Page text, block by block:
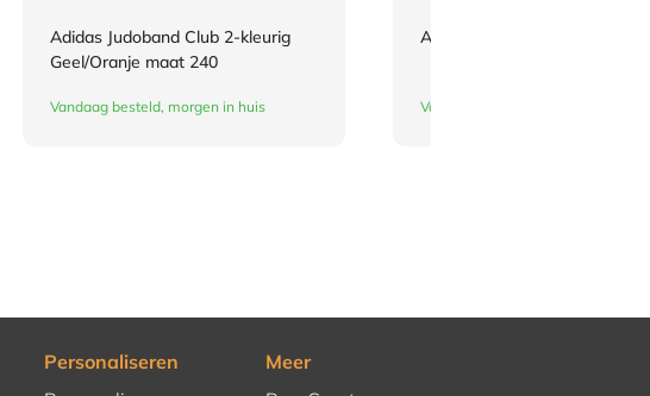
Adidas Judoband Club 2-kleurig
Geel/Oranje maat 240
Vandaag besteld, morgen in huis
Adidas BJJ Badges
Vandaag besteld, morgen in huis
Personaliseren
Meer